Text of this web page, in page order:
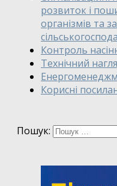
розвиток і
організмів та
Контроль
Технічний
Корисні
Пошук: